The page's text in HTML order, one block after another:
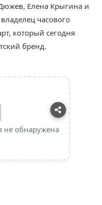
Елена Крыгина и
часового
который сегодня
бренд.
не обнаружена